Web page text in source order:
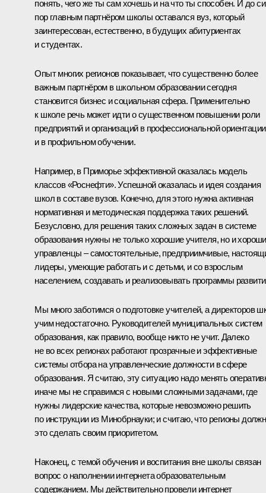
понять, чего же ты сам хочешь и на что ты способен. И до
пор главным партнёром школы оставался вуз, который
заинтересован, естественно, в будущих абитуриентах
и студентах.
Опыт многих регионов показывает, что существенно более
важным партнёром в школьном образовании сегодня
становится бизнес и социальная сфера. Применительно
к школе речь может идти о существенном повышении роли
предприятий и организаций в профессиональной ориентации
и в профильном обучении.
Например, в Приморье эффективной оказалась модель
классов «Роснефти». Успешной оказалась и идея создания
школ в составе вузов. Конечно, для этого нужна активная
нормативная и методическая поддержка таких решений.
Безусловно, для решения таких сложных задач в системе
образования нужны не только хорошие учителя, но и
управленцы – самостоятельные, предприимчивые,
лидеры, умеющие работать и с детьми, и со взрослым
населением, создавать и реализовывать программы
Мы много заботимся о подготовке учителей, а директоров
учим недостаточно. Руководителей муниципальных систем
образования, как правило, вообще никто не учит. Далеко
не во всех регионах работают прозрачные и эффективные
системы отбора на управленческие должности в сфере
образования. Я считаю, эту ситуацию надо менять
иначе мы не справимся с новыми сложными задачами, где
нужны лидерские качества, которые невозможно решить
по инструкции из Минобрнауки; и считаю, что регионы
это сделать своим приоритетом.
Наконец, с темой обучения и воспитания вне школы связан
вопрос о наполнении интернета образовательным
содержанием. Мы действительно провели интернет